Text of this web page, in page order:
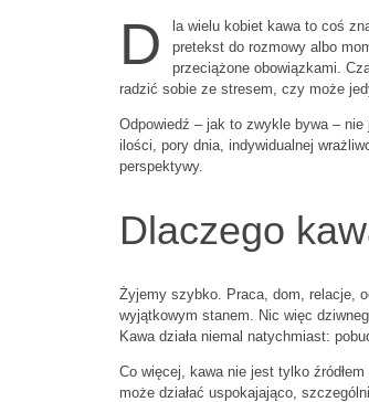
D
la wielu kobiet kawa to coś
pretekst do rozmowy albo
przeciążone obowiązkami.
radzić sobie ze stresem, czy może
Odpowiedź – jak to zwykle bywa –
ilości, pory dnia, indywidualnej
perspektywy.
Dlaczego
Żyjemy szybko. Praca, dom, relacje,
wyjątkowym stanem. Nic więc
Kawa działa niemal natychmiast:
Co więcej, kawa nie jest tylko
może działać uspokajająco,